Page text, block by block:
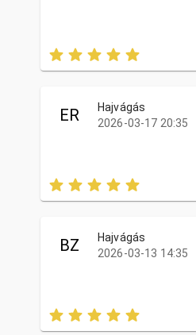
ER
Hajvágás
2026-03-17 20:35
BZ
Hajvágás
2026-03-13 14:35